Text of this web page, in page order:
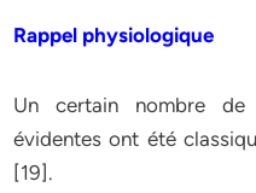
Rappel physiologique
Un certain nombre
évidentes ont été
[19].